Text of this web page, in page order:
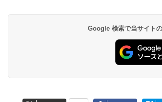
Google 検索で当サイト